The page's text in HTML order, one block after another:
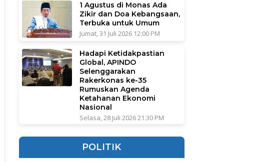
1 Agustus di Monas Ada
Zikir dan Doa Kebangsaan,
Terbuka untuk Umum
Jumat, 31 Juli 2026 12:00 PM
Hadapi Ketidakpastian
Global, APINDO
Selenggarakan
Rakerkonas ke-35
Rumuskan Agenda
Ketahanan Ekonomi
Nasional
Selasa, 28 Juli 2026 21:30 PM
POLITIK